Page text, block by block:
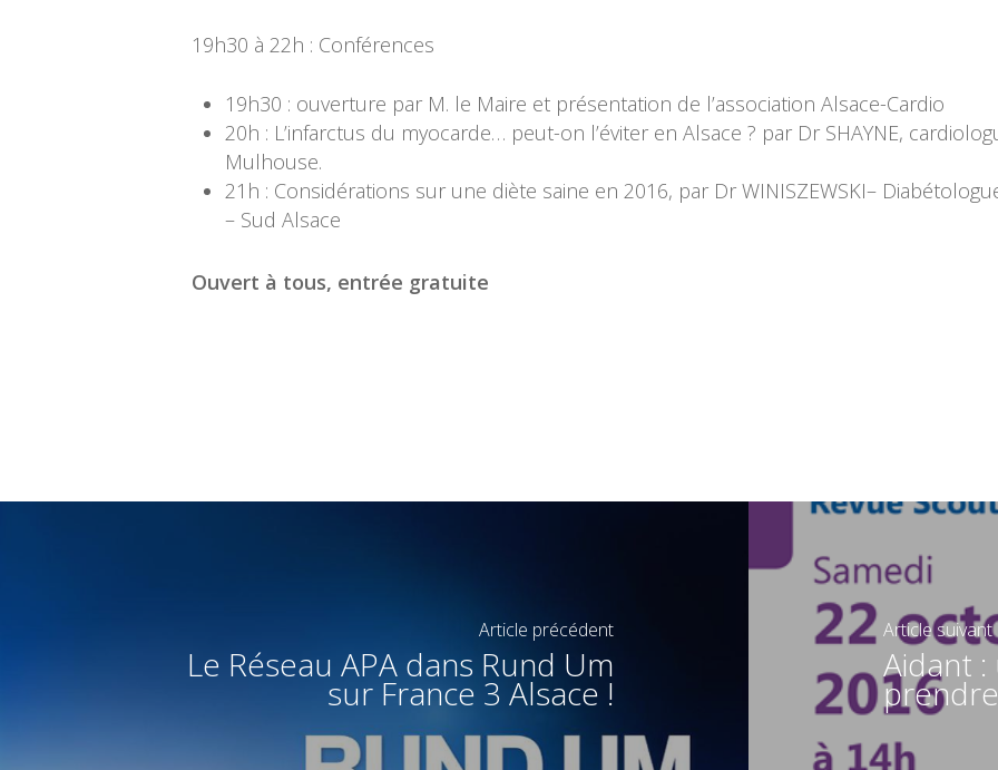
19h30 à 22h : Conférences
19h30 : ouverture par M. le Maire et présentation de l’association Alsace-Cardio
20h : L’infarctus du myocarde… peut-on l’éviter en Alsace ? par Dr SHAYNE,
Mulhouse.
21h : Considérations sur une diète saine en 2016, par Dr WINISZEWSKI–
– Sud Alsace
Ouvert à tous, entrée gratuite
Article précédent
Le Réseau APA dans Rund Um
sur France 3 Alsace !
Article suivant
Aidant